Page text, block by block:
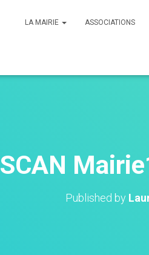
LA MAIRIE ASSOCIATIONS
SCAN
Published by